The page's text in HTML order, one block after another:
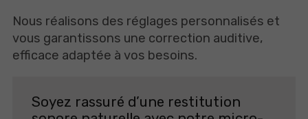
Nous réalisons des réglages personnalisés et
vous garantissons une correction auditive,
efficace adaptée à vos besoins.
Soyez rassuré d’une restitution